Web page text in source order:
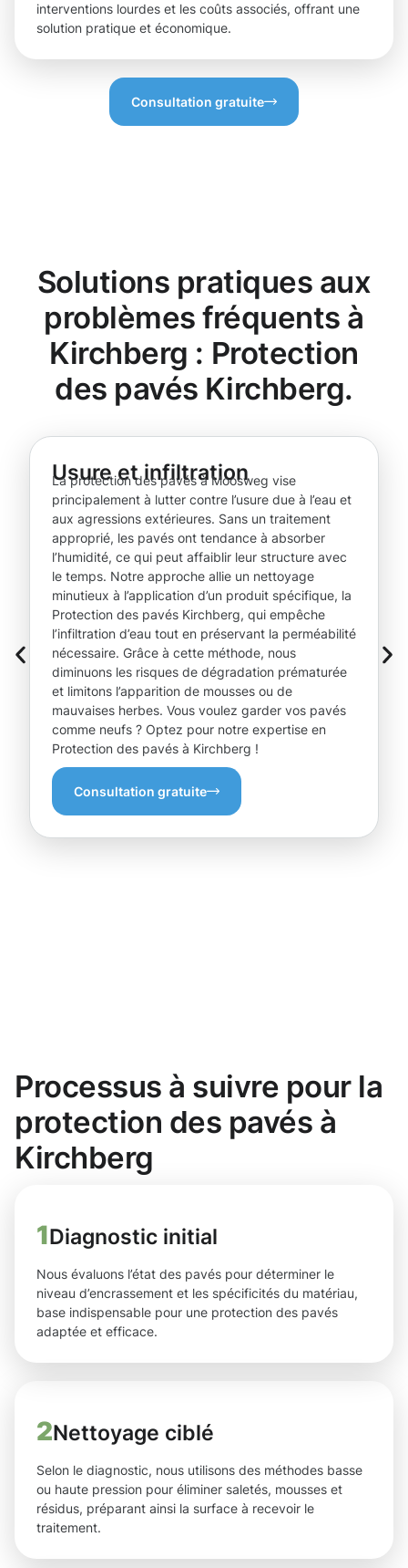
interventions lourdes et les coûts associés, offrant une
solution pratique et économique.
Consultation gratuite
Solutions pratiques aux
problèmes fréquents à
Kirchberg : Protection
des pavés Kirchberg.
Usure et infiltration
La protection des pavés à Moosweg vise
principalement à lutter contre l’usure due à l’eau et
aux agressions extérieures. Sans un traitement
approprié, les pavés ont tendance à absorber
l’humidité, ce qui peut affaiblir leur structure avec
le temps. Notre approche allie un nettoyage
minutieux à l’application d’un produit spécifique, la
Protection des pavés Kirchberg, qui empêche
l’infiltration d’eau tout en préservant la perméabilité
nécessaire. Grâce à cette méthode, nous
diminuons les risques de dégradation prématurée
et limitons l’apparition de mousses ou de
mauvaises herbes. Vous voulez garder vos pavés
comme neufs ? Optez pour notre expertise en
Protection des pavés à Kirchberg !
Consultation gratuite
Processus à suivre pour la
protection des pavés à
Kirchberg
1Diagnostic initial
Nous évaluons l’état des pavés pour déterminer le
niveau d’encrassement et les spécificités du matériau,
base indispensable pour une protection des pavés
adaptée et efficace.
2Nettoyage ciblé
Selon le diagnostic, nous utilisons des méthodes basse
ou haute pression pour éliminer saletés, mousses et
résidus, préparant ainsi la surface à recevoir le
traitement.